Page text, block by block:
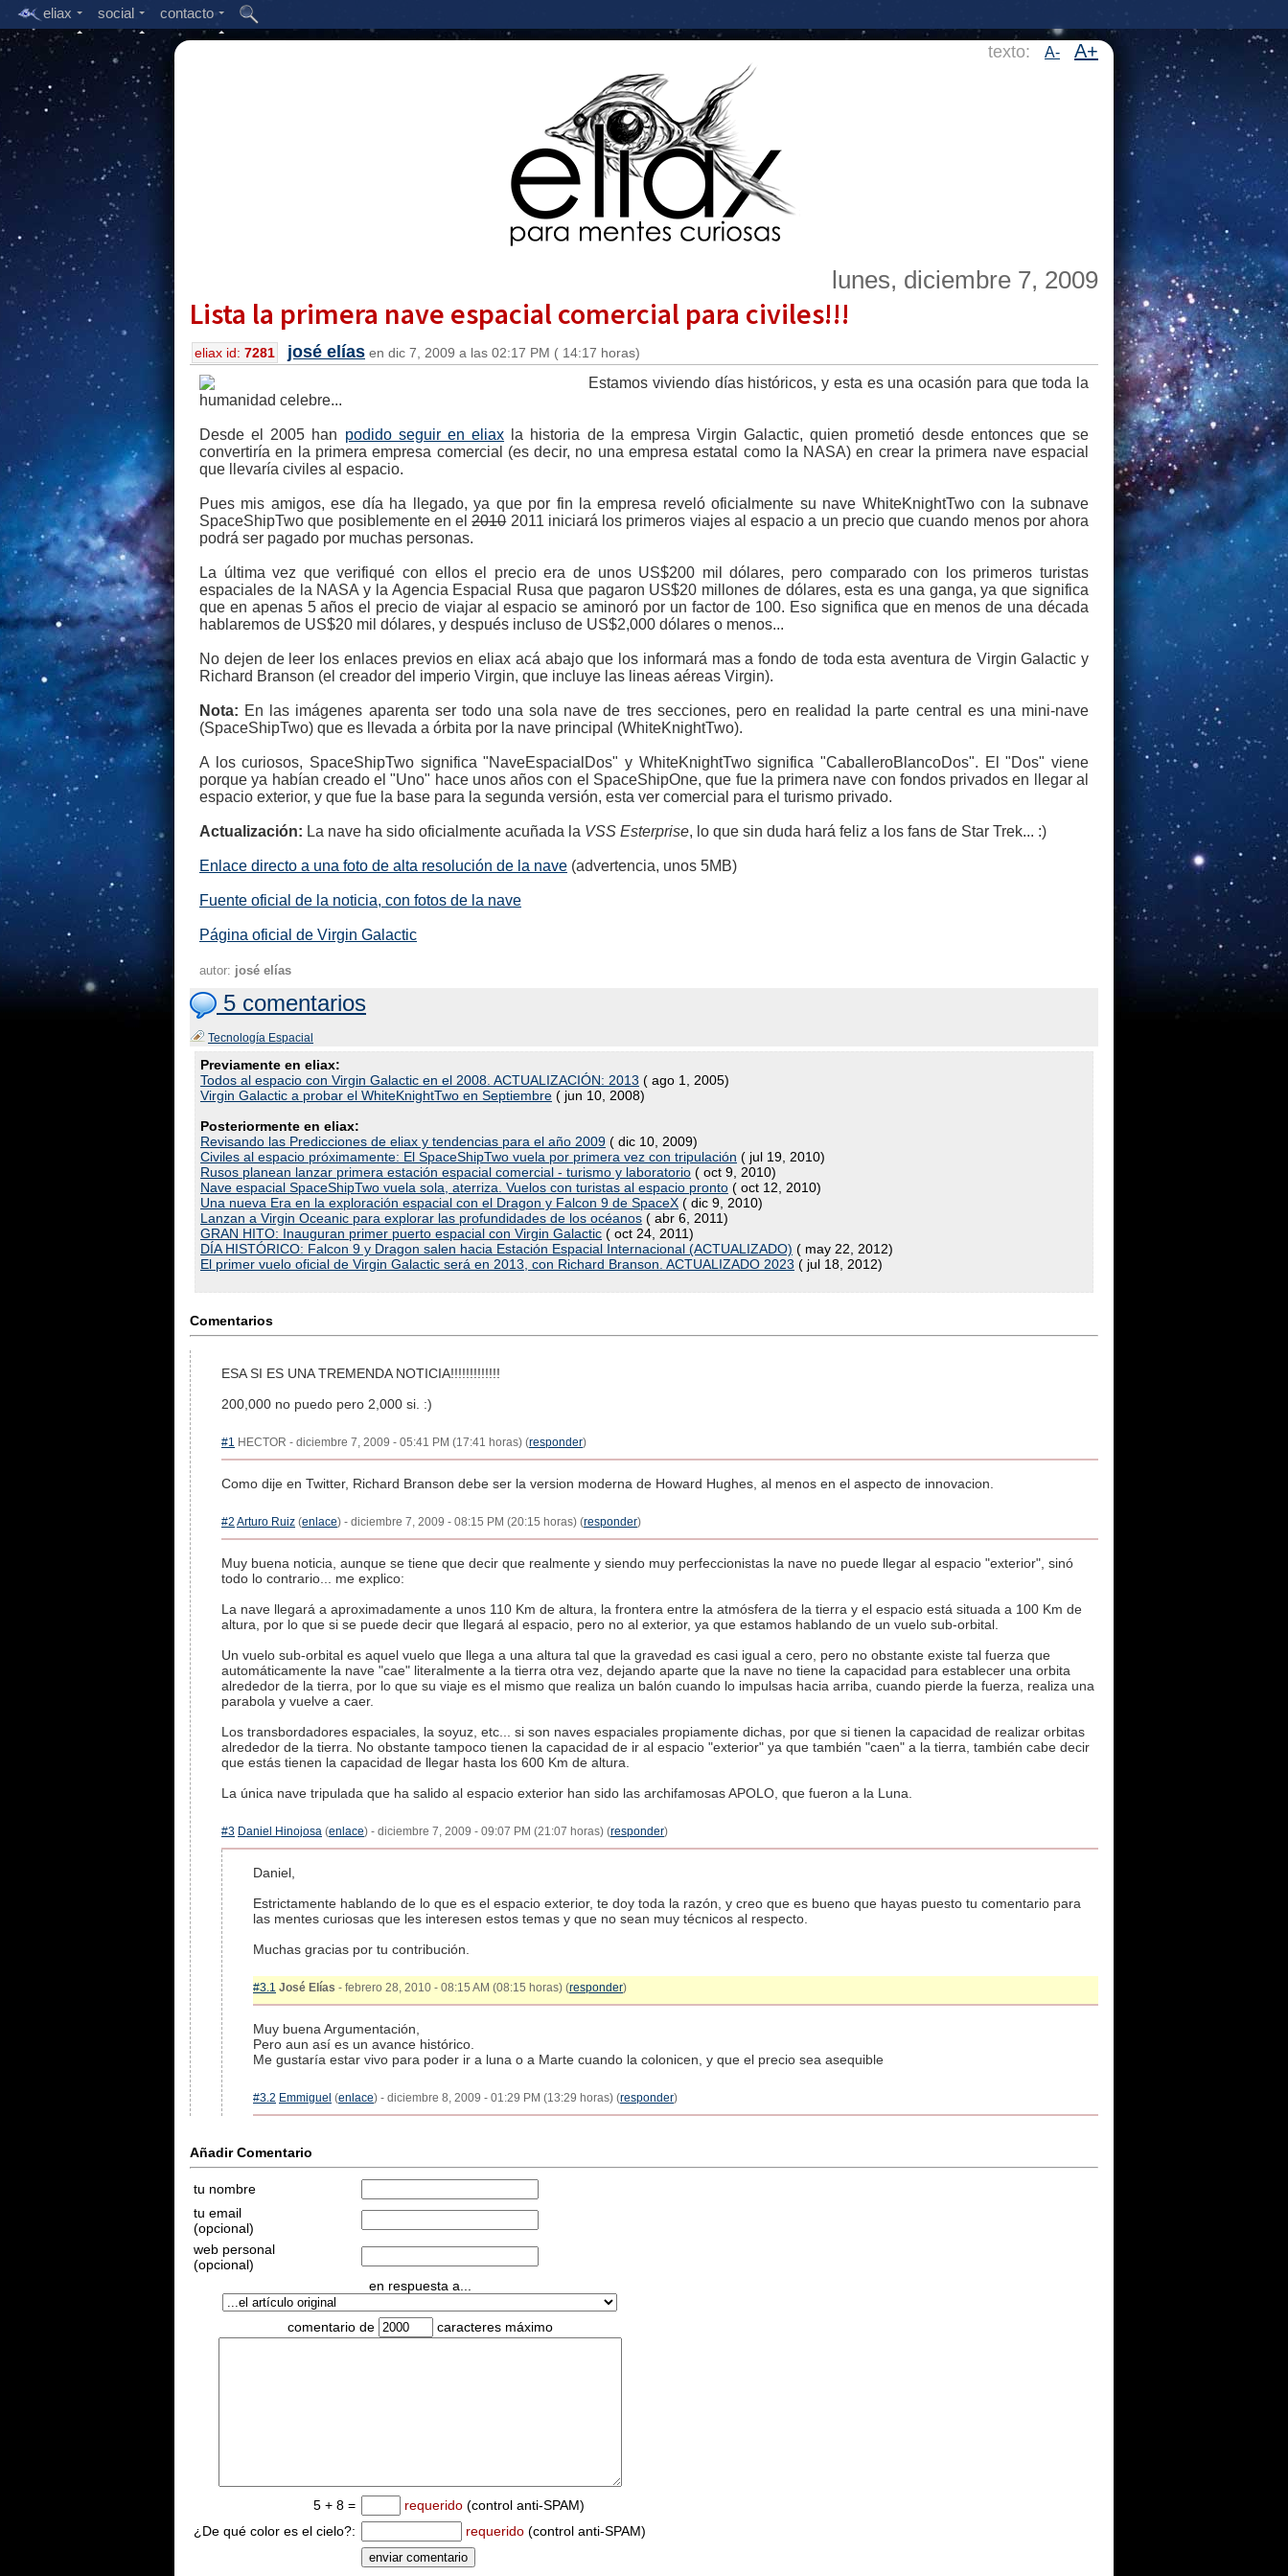
eliax social contacto
texto: A- A+
lunes, diciembre 7, 2009
Lista la primera nave espacial comercial para civiles!!!
eliax id: 7281 josé elías en dic 7, 2009 a las 02:17 PM ( 14:17 horas)
Estamos viviendo días históricos, y esta es una ocasión para que toda la
humanidad celebre...
Desde el 2005 han podido seguir en eliax la historia de la empresa Virgin Galactic, quien prometió desde entonces que se
convertiría en la primera empresa comercial (es decir, no una empresa estatal como la NASA) en crear la primera nave espacial
que llevaría civiles al espacio.
Pues mis amigos, ese día ha llegado, ya que por fin la empresa reveló oficialmente su nave WhiteKnightTwo con la subnave
SpaceShipTwo que posiblemente en el20102011 iniciará los primeros viajes al espacio a un precio que cuando menos por ahora
podrá ser pagado por muchas personas.
La última vez que verifiqué con ellos el precio era de unos US$200 mil dólares, pero comparado con los primeros turistas
espaciales de la NASA y la Agencia Espacial Rusa que pagaron US$20 millones de dólares, esta es una ganga, ya que significa
que en apenas 5 años el precio de viajar al espacio se aminoró por un factor de 100. Eso significa que en menos de una década
hablaremos de US$20 mil dólares, y después incluso de US$2,000 dólares o menos...
No dejen de leer los enlaces previos en eliax acá abajo que los informará mas a fondo de toda esta aventura de Virgin Galactic y
Richard Branson (el creador del imperio Virgin, que incluye las lineas aéreas Virgin).
Nota: En las imágenes aparenta ser todo una sola nave de tres secciones, pero en realidad la parte central es una mini-nave
(SpaceShipTwo) que es llevada a órbita por la nave principal (WhiteKnightTwo).
A los curiosos, SpaceShipTwo significa "NaveEspacialDos" y WhiteKnightTwo significa "CaballeroBlancoDos". El "Dos" viene
porque ya habían creado el "Uno" hace unos años con el SpaceShipOne, que fue la primera nave con fondos privados en llegar al
espacio exterior, y que fue la base para la segunda versión, esta ver comercial para el turismo privado.
Actualización: La nave ha sido oficialmente acuñada la VSS Esterprise, lo que sin duda hará feliz a los fans de Star Trek... :)
Enlace directo a una foto de alta resolución de la nave (advertencia, unos 5MB)
Fuente oficial de la noticia, con fotos de la nave
Página oficial de Virgin Galactic
autor: josé elías
5 comentarios
Tecnología Espacial
Previamente en eliax:
Todos al espacio con Virgin Galactic en el 2008. ACTUALIZACIÓN: 2013 ( ago 1, 2005)
Virgin Galactic a probar el WhiteKnightTwo en Septiembre ( jun 10, 2008)
Posteriormente en eliax:
Revisando las Predicciones de eliax y tendencias para el año 2009 ( dic 10, 2009)
Civiles al espacio próximamente: El SpaceShipTwo vuela por primera vez con tripulación ( jul 19, 2010)
Rusos planean lanzar primera estación espacial comercial - turismo y laboratorio ( oct 9, 2010)
Nave espacial SpaceShipTwo vuela sola, aterriza. Vuelos con turistas al espacio pronto ( oct 12, 2010)
Una nueva Era en la exploración espacial con el Dragon y Falcon 9 de SpaceX ( dic 9, 2010)
Lanzan a Virgin Oceanic para explorar las profundidades de los océanos ( abr 6, 2011)
GRAN HITO: Inauguran primer puerto espacial con Virgin Galactic ( oct 24, 2011)
DÍA HISTÓRICO: Falcon 9 y Dragon salen hacia Estación Espacial Internacional (ACTUALIZADO) ( may 22, 2012)
El primer vuelo oficial de Virgin Galactic será en 2013, con Richard Branson. ACTUALIZADO 2023 ( jul 18, 2012)
Comentarios
ESA SI ES UNA TREMENDA NOTICIA!!!!!!!!!!!!!
200,000 no puedo pero 2,000 si. :)
#1 HECTOR - diciembre 7, 2009 - 05:41 PM (17:41 horas) (responder)
Como dije en Twitter, Richard Branson debe ser la version moderna de Howard Hughes, al menos en el aspecto de innovacion.
#2 Arturo Ruiz (enlace) - diciembre 7, 2009 - 08:15 PM (20:15 horas) (responder)
Muy buena noticia, aunque se tiene que decir que realmente y siendo muy perfeccionistas la nave no puede llegar al espacio "exterior", sinó
todo lo contrario... me explico:
La nave llegará a aproximadamente a unos 110 Km de altura, la frontera entre la atmósfera de la tierra y el espacio está situada a 100 Km de
altura, por lo que si se puede decir que llegará al espacio, pero no al exterior, ya que estamos hablando de un vuelo sub-orbital.
Un vuelo sub-orbital es aquel vuelo que llega a una altura tal que la gravedad es casi igual a cero, pero no obstante existe tal fuerza que
automáticamente la nave "cae" literalmente a la tierra otra vez, dejando aparte que la nave no tiene la capacidad para establecer una orbita
alrededor de la tierra, por lo que su viaje es el mismo que realiza un balón cuando lo impulsas hacia arriba, cuando pierde la fuerza, realiza una
parabola y vuelve a caer.
Los transbordadores espaciales, la soyuz, etc... si son naves espaciales propiamente dichas, por que si tienen la capacidad de realizar orbitas
alrededor de la tierra. No obstante tampoco tienen la capacidad de ir al espacio "exterior" ya que también "caen" a la tierra, también cabe decir
que estás tienen la capacidad de llegar hasta los 600 Km de altura.
La única nave tripulada que ha salido al espacio exterior han sido las archifamosas APOLO, que fueron a la Luna.
#3 Daniel Hinojosa (enlace) - diciembre 7, 2009 - 09:07 PM (21:07 horas) (responder)
Daniel,
Estrictamente hablando de lo que es el espacio exterior, te doy toda la razón, y creo que es bueno que hayas puesto tu comentario para
las mentes curiosas que les interesen estos temas y que no sean muy técnicos al respecto.
Muchas gracias por tu contribución.
#3.1 José Elías - febrero 28, 2010 - 08:15 AM (08:15 horas) (responder)
Muy buena Argumentación,
Pero aun así es un avance histórico.
Me gustaría estar vivo para poder ir a luna o a Marte cuando la colonicen, y que el precio sea asequible
#3.2 Emmiguel (enlace) - diciembre 8, 2009 - 01:29 PM (13:29 horas) (responder)
Añadir Comentario
tu nombre
tu email
(opcional)
web personal
(opcional)
en respuesta a...
comentario de caracteres máximo
5 + 8 = requerido (control anti-SPAM)
¿De qué color es el cielo?:
requerido (control anti-SPAM)